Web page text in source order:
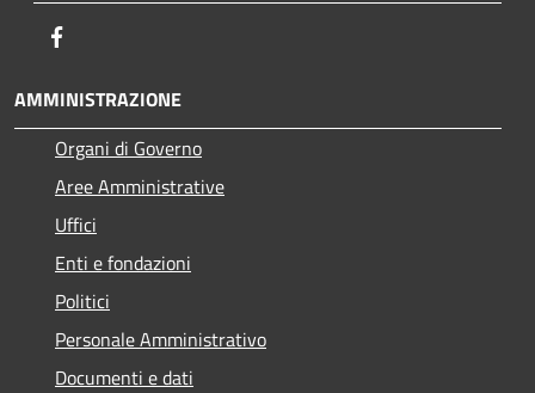
AMMINISTRAZIONE
Organi di Governo
Aree Amministrative
Uffici
Enti e fondazioni
Politici
Personale Amministrativo
Documenti e dati